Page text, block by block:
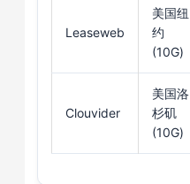
Leaseweb
美国纽
约
(10G)
Clouvider
美国洛
杉矶
(10G)